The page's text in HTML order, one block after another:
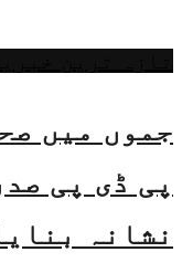
جموں میں
پی ڈی پی
نشانہ